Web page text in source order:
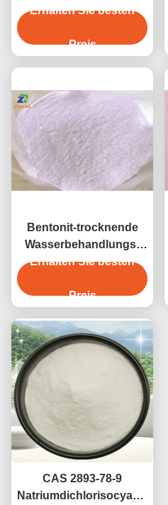
Agent/Verdickungsmittel-
Flockungsmittel CAS
Erhalten Sie besten
Preis
Bentonit-trocknende
Wasserbehandlungs-
Chemikalien CAS 1302-
Erhalten Sie besten
Preis
CAS 2893-78-9
Natriumdichlorisocyanurat